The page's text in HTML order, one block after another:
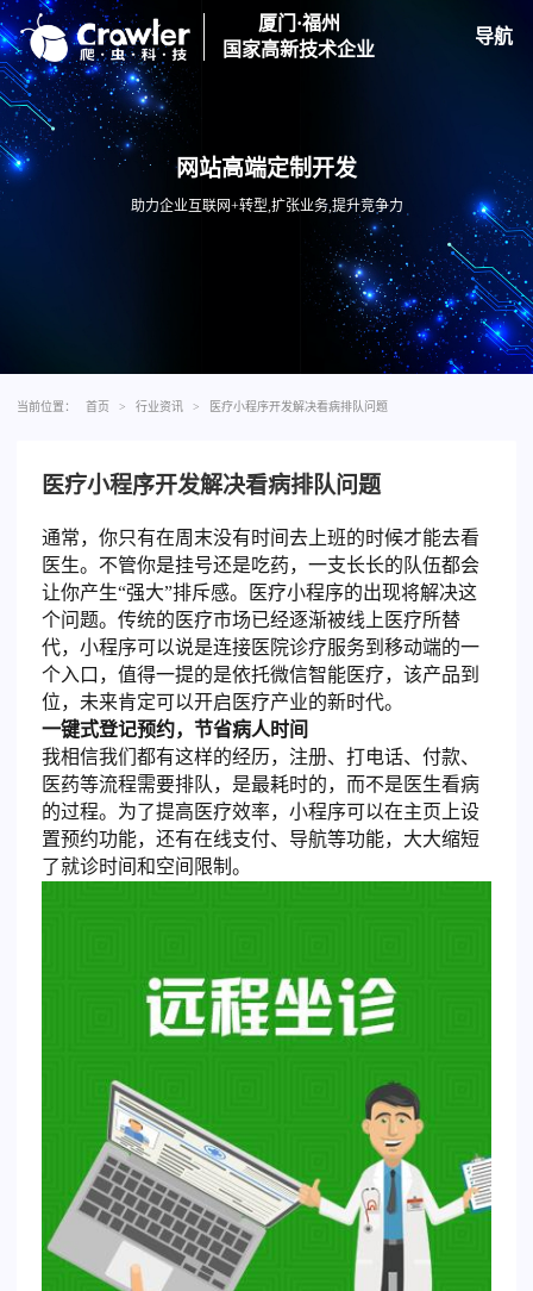
厦门·福州
国家高新技术企业
导航
网站高端定制开发
助力企业互联网+转型,扩张业务,提升竞争力
当前位置： 首页 > 行业资讯 > 医疗小程序开发解决看病排队问题
医疗小程序开发解决看病排队问题
通常，你只有在周末没有时间去上班的时候才能去看
医生。不管你是挂号还是吃药，一支长长的队伍都会
让你产生“强大”排斥感。医疗小程序的出现将解决这
个问题。传统的医疗市场已经逐渐被线上医疗所替
代，小程序可以说是连接医院诊疗服务到移动端的一
个入口，值得一提的是依托微信智能医疗，该产品到
位，未来肯定可以开启医疗产业的新时代。
一键式登记预约，节省病人时间
我相信我们都有这样的经历，注册、打电话、付款、
医药等流程需要排队，是最耗时的，而不是医生看病
的过程。为了提高医疗效率，小程序可以在主页上设
置预约功能，还有在线支付、导航等功能，大大缩短
了就诊时间和空间限制。